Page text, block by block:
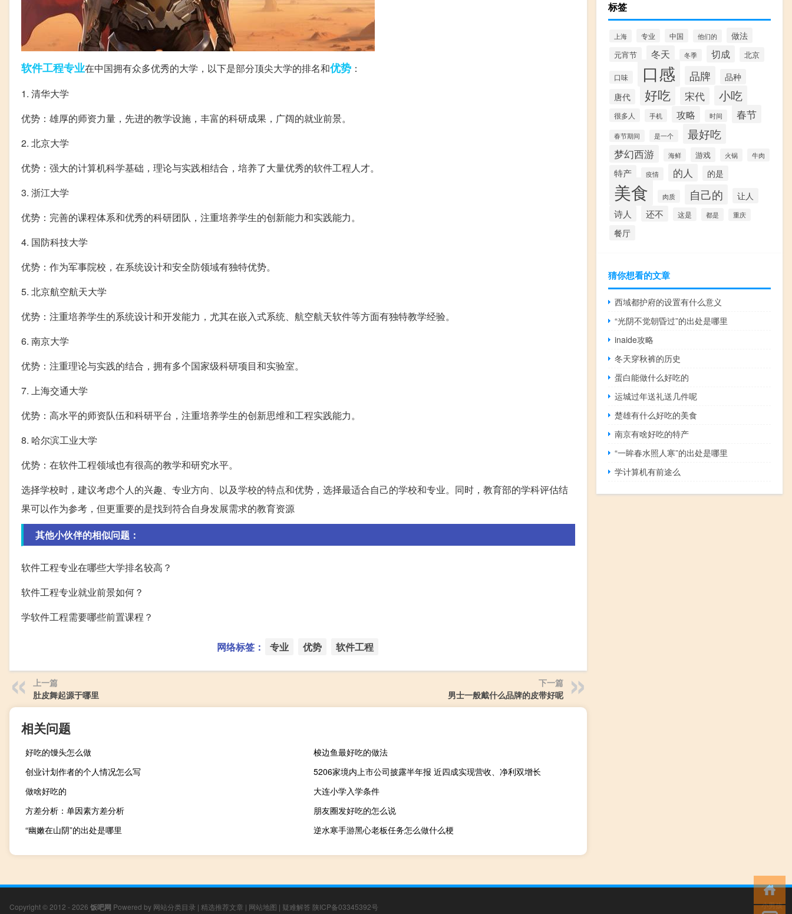
软件工程专业在中国拥有众多优秀的大学，以下是部分顶尖大学的排名和优势 ：
1. 清华大学
优势：雄厚的师资力量，先进的教学设施，丰富的科研成果，广阔的就业前景。
2. 北京大学
优势：强大的计算机科学基础，理论与实践相结合，培养了大量优秀的软件工程人才。
3. 浙江大学
优势：完善的课程体系和优秀的科研团队，注重培养学生的创新能力和实践能力。
4. 国防科技大学
优势：作为军事院校，在系统设计和安全防领域有独特优势。
5. 北京航空航天大学
优势：注重培养学生的系统设计和开发能力，尤其在嵌入式系统、航空航天软件等方面有独特教学经验。
6. 南京大学
优势：注重理论与实践的结合，拥有多个国家级科研项目和实验室。
7. 上海交通大学
优势：高水平的师资队伍和科研平台，注重培养学生的创新思维和工程实践能力。
8. 哈尔滨工业大学
优势：在软件工程领域也有很高的教学和研究水平。
选择学校时，建议考虑个人的兴趣、专业方向、以及学校的特点和优势，选择最适合自己的学校和专业。同时，教育部的学科评估结
果可以作为参考，但更重要的是找到符合自身发展需求的教育资源
其他小伙伴的相似问题：
软件工程专业在哪些大学排名较高？
软件工程专业就业前景如何？
学软件工程需要哪些前置课程？
网络标签： 专业 优势 软件工程
上一篇
肚皮舞起源于哪里
下一篇
男士一般戴什么品牌的皮带好呢
相关问题
好吃的馒头怎么做
梭边鱼最好吃的做法
创业计划作者的个人情况怎么写
5206家境内上市公司披露半年报 近四成实现营收、净利双增长
做啥好吃的
大连小学入学条件
方差分析：单因素方差分析
朋友圈发好吃的怎么说
“幽嫩在山阴”的出处是哪里
逆水寒手游黑心老板任务怎么做什么梗
标签
上海 专业 中国 他们的 做法
元宵节 冬天 冬季 切成 北京
口味 口感 品牌
品种
唐代
好吃 宋代 小吃
很多人 手机 攻略 时间 春节
春节期间 是一个 最好吃
梦幻西游 海鲜 游戏 火锅 牛肉
特产 疫情 的人 的是
美食 肉质 自己的 让人
诗人 还不 这是 都是 重庆
餐厅
猜你想看的文章
西域都护府的设置有什么意义
“光阴不觉朝昏过”的出处是哪里
inaide攻略
冬天穿秋裤的历史
蛋白能做什么好吃的
运城过年送礼送几件呢
楚雄有什么好吃的美食
南京有啥好吃的特产
“一眸春水照人寒”的出处是哪里
学计算机有前途么
Copyright © 2012 - 2026 饭吧网 Powered by 网站分类目录 | 精选推荐文章 | 网站地图 | 疑难解答 陕ICP备03345392号 小男孩